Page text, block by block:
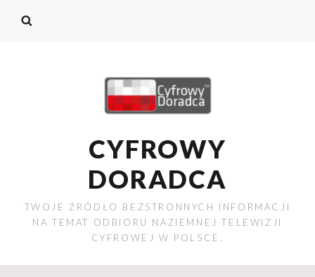
CYFROWY
DORADCA
TWOJE ŹRÓDŁO BEZSTRONNYCH INFORMACJI
NA TEMAT ODBIORU NAZIEMNEJ TELEWIZJI
CYFROWEJ W POLSCE.